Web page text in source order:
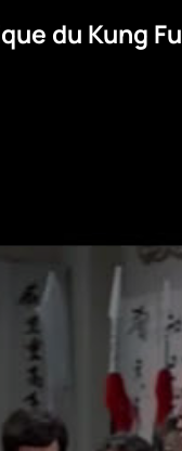
du Kung Fu